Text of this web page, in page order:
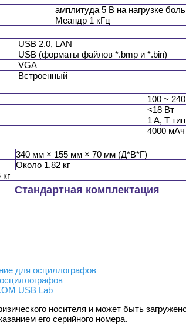
амплитуда 5 В на нагрузке
Меандр 1 кГц
USB 2.0, LAN
USB (форматы файлов *.bmp и *.bin)
VGA
Встроенный
100 ~
<18 Вт
1 A, T
4000
340 мм × 155 мм × 70 мм (Д*В*Г)
Около 1.82 кг
Стандартная комплектация
для осциллографов
USB Lab
носителя и может быть
его серийного номера.